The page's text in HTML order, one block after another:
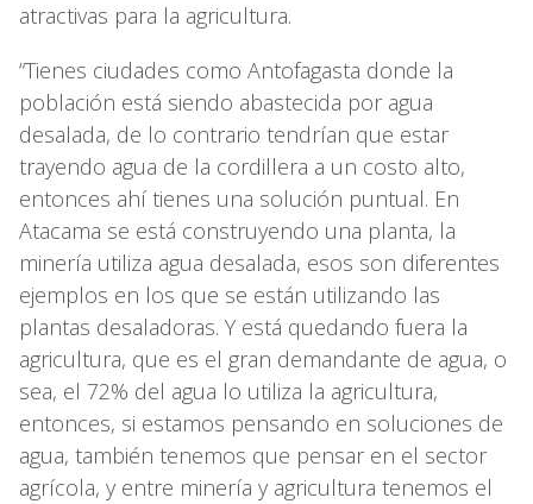
atractivas para la agricultura.
“Tienes ciudades como Antofagasta donde la
población está siendo abastecida por agua
desalada, de lo contrario tendrían que estar
trayendo agua de la cordillera a un costo alto,
entonces ahí tienes una solución puntual. En
Atacama se está construyendo una planta, la
minería utiliza agua desalada, esos son diferentes
ejemplos en los que se están utilizando las
plantas desaladoras. Y está quedando fuera la
agricultura, que es el gran demandante de agua, o
sea, el 72% del agua lo utiliza la agricultura,
entonces, si estamos pensando en soluciones de
agua, también tenemos que pensar en el sector
agrícola, y entre minería y agricultura tenemos el